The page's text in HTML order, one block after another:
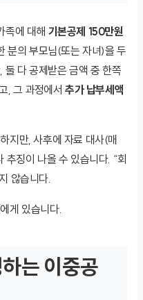
족에 대해 기본공제 150만원
분의 부모님(또는 자녀)을 두
둘 다 공제받은 금액 중 한쪽
, 그 과정에서추가 납부세액
지만, 사후에 자료 대사(매
추징이 나올 수 있습니다. “회
않습니다.
에게 있습니다.
는 이중공